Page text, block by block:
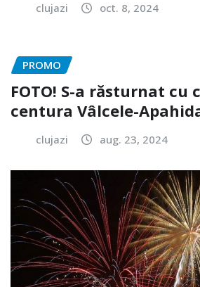
clujazi oct. 8, 2024
PROMO
FOTO! S-a răsturnat cu
centura Vâlcele-
clujazi aug. 23, 2024